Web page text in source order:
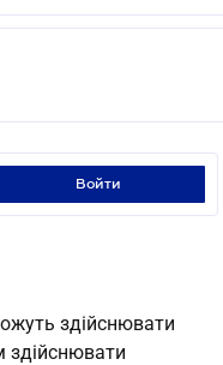
войти
здійснювати
здійснювати